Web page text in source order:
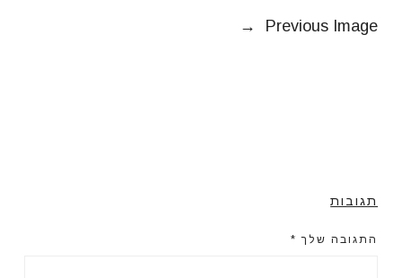
Previous Image
→
תגובות
התגובה שלך *